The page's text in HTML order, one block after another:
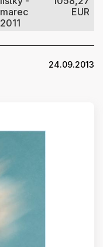
marec
2011
EUR
24.09.2013